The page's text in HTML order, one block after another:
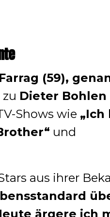
(59),
Dieter Bohlen
Shows wie „Ich
und
aus ihrer
ärgere ich